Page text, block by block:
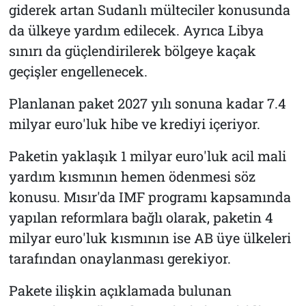
giderek artan Sudanlı mülteciler konusunda
da ülkeye yardım edilecek. Ayrıca Libya
sınırı da güçlendirilerek bölgeye kaçak
geçişler engellenecek.
Planlanan paket 2027 yılı sonuna kadar 7.4
milyar euro'luk hibe ve krediyi içeriyor.
Paketin yaklaşık 1 milyar euro'luk acil mali
yardım kısmının hemen ödenmesi söz
konusu. Mısır'da IMF programı kapsamında
yapılan reformlara bağlı olarak, paketin 4
milyar euro'luk kısmının ise AB üye ülkeleri
tarafından onaylanması gerekiyor.
Pakete ilişkin açıklamada bulunan